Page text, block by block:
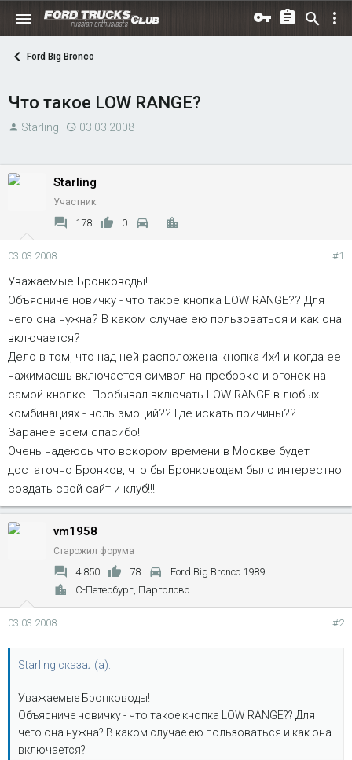
Ford Big Bronco
Что такое LOW RANGE?
А
Starling
Д
а
ч
а
03.03.2008
Starling
Участник
178 0
03.03.2008 #1
Уважаемые Бронководы!
Объясниче новичку - что такое кнопка LOW RANGE?? Для
чего она нужна? В каком случае ею пользоваться и как она
включается?
Дело в том, что над ней расположена кнопка 4х4 и когда ее
нажимаешь включается символ на преборке и огонек на
самой кнопке. Пробывал включать LOW RANGE в любых
комбинациях - ноль эмоций?? Где искать причины??
Заранее всем спасибо!
Очень надеюсь что вскором времени в Москве будет
достаточно Бронков, что бы Бронководам было интерестно
создать свой сайт и клуб!!!
vm1958
Старожил форума
4 850 78
Ford Big Bronco 1989
С-Петербург, Парголово
03.03.2008 #2
Starling сказал(а):
Уважаемые Бронководы!
Объясниче новичку - что такое кнопка LOW RANGE?? Для
чего она нужна? В каком случае ею пользоваться и как она
включается?